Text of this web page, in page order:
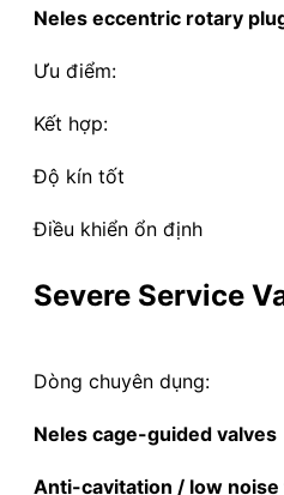
Neles eccentric rotary
Ưu điểm:
Kết hợp:
Độ kín tốt
Điều khiển ổn định
Severe Service
Dòng chuyên dụng:
Neles cage-guided valves
Anti-cavitation / low noise